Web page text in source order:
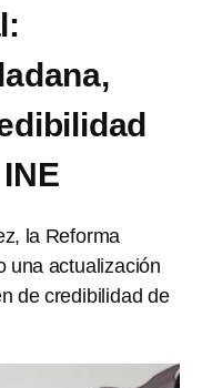
la Reforma
una actualización
de credibilidad de